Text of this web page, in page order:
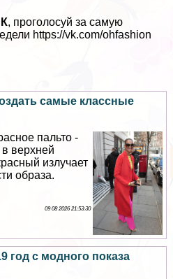
, проголосуй за самую
https://vk.com/ohfashion
самые классные
пальто -
верхней
излучает
образа.
09 08 2026 21:53:30
год с модного показа